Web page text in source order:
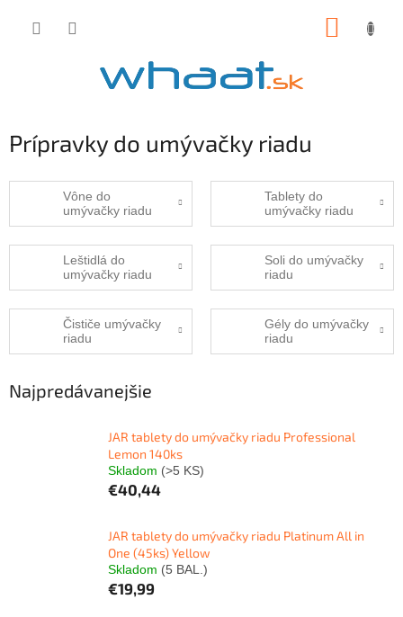
Prípravky do umývačky riadu
Vône do
umývačky riadu
Tablety do
umývačky riadu
Leštidlá do
umývačky riadu
Soli do umývačky
riadu
Čističe umývačky
riadu
Gély do umývačky
riadu
Najpredávanejšie
JAR tablety do umývačky riadu Professional
Lemon 140ks
Skladom (>5 KS)
€40,44
JAR tablety do umývačky riadu Platinum All in
One (45ks) Yellow
Skladom (5 BAL.)
€19,99